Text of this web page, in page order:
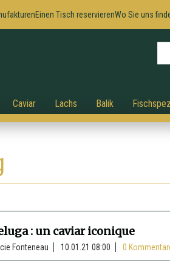
Einen Tisch reservierenWo Sie uns
Caviar Lachs Balik
: un caviar iconique
Fonteneau 10.01.21 08:00 0